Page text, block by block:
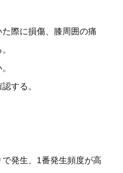
際に損傷、膝周囲の痛
する。
発生、1番発生頻度が高